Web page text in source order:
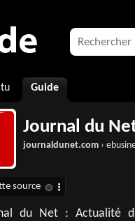
Guide
Journal du
journaldunet.com › ebusiness › le-net ›
du Net : Actualité